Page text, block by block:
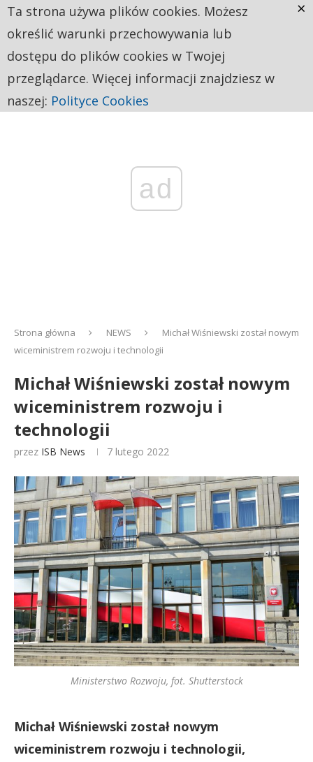
ad
Strona główna NEWS
Michał Wiśniewski został nowym
wiceministrem rozwoju i technologii
Michał Wiśniewski został nowym
wiceministrem rozwoju i
technologii
przez ISB News 7 lutego 2022
Ministerstwo Rozwoju, fot. Shutterstock
Michał Wiśniewski został nowym
wiceministrem rozwoju i technologii,
Ta strona używa plików cookies. Możesz
określić warunki przechowywania lub
dostępu do plików cookies w Twojej
przeglądarce. Więcej informacji znajdziesz w
naszej: Polityce Cookies
×